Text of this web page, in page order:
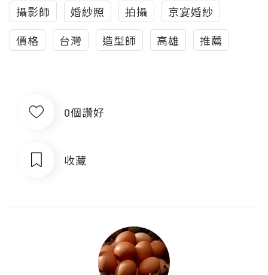
攝影師 婚紗照 拍攝
京宴婚紗
價格
台灣 造型師 高雄 推薦
0個讚好
收藏